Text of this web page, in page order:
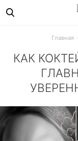
Главная
КАК
Этот аксессуар